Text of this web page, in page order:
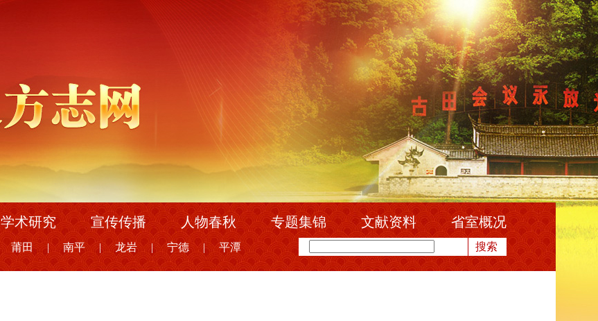
学术研究 宣传传播 人物春秋 专题集锦 文献资料 省室概况
莆田 | 南平 | 龙岩 | 宁德 | 平潭 搜索